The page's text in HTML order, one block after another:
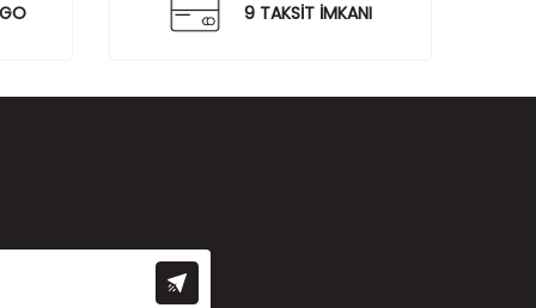
9 TAKSİT İMKANI